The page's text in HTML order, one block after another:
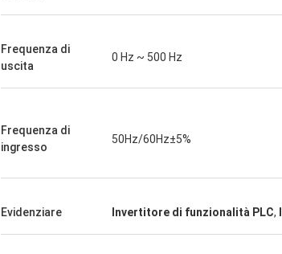
Frequenza di
uscita
0 Hz ~ 500 Hz
Frequenza di
ingresso
50Hz/60Hz±5%
Evidenziare Invertitore di funzionalità PLC,